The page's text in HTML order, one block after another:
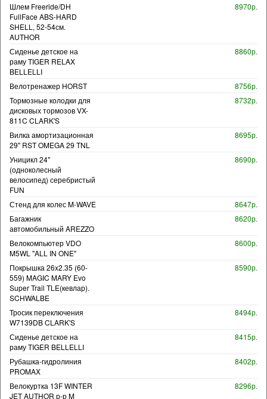
Шлем Freeride/DH
FullFace ABS-HARD
SHELL, 52-54см.
AUTHOR
8970р.
Сиденье детское на
раму TIGER RELAX
BELLELLI
8860р.
Велотренажер HORST
8756р.
Тормозные колодки для
дисковых тормозов VX-
811C CLARK'S
8732р.
Вилка амортизационная
29" RST OMEGA 29 TNL
8695р.
Уницикл 24"
(одноколесный
велосипед) серебристый
FUN
8690р.
Стенд для колес M-WAVE
8647р.
Багажник
автомобильный AREZZO
8620р.
Велокомпьютер VDO
M5WL "ALL IN ONE"
8600р.
Покрышка 26x2.35 (60-
559) MAGIC MARY Evo
Super Trail TLE(кевлар).
SCHWALBE
8590р.
Тросик переключения
W7139DB CLARK'S
8494р.
Сиденье детское на
раму TIGER BELLELLI
8415р.
Рубашка-гидролиния
PROMAX
8402р.
Велокуртка 13F WINTER
JET AUTHOR р-р M
8296р.